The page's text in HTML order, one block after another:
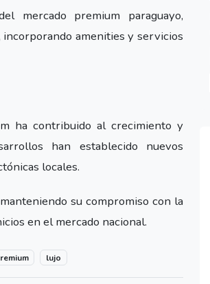
mercado premium paraguayo,
amenities y servicios
ha contribuido al crecimiento y
han establecido nuevos
locales.
su compromiso con la
en el mercado nacional.
lujo